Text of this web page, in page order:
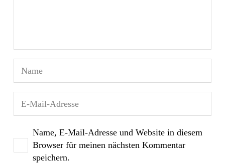
Name, E-Mail-Adresse und Website in diesem
Browser für meinen nächsten Kommentar
speichern.